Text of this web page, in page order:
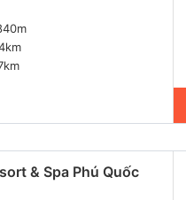
& Spa Phú Quốc